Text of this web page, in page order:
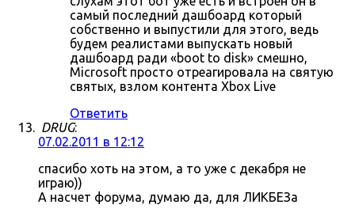
самый последний дашбоард который
собственно и выпустили для этого, ведь
будем реалистами выпускать новый
дашбоард ради «boot to disk» смешно,
Microsoft просто отреагировала на святую
святых, взлом контента Xbox Live
Ответить
DRUG:
07.02.2011 в 12:12
спасибо хоть на этом, а то уже с декабря не
играю))
А насчет форума, думаю да, для ЛИКБЕЗа